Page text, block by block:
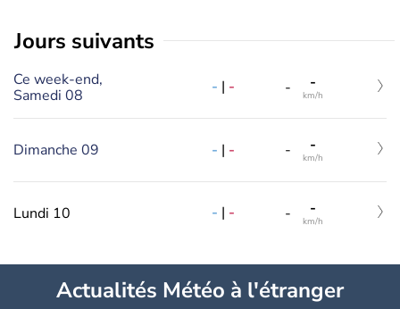
jours suivants
Ce week-end,
Samedi 08
- | - - -
km/h
Dimanche 09 - | - - -
km/h
Lundi 10 - | - - -
km/h
Actualités Météo à l'étranger